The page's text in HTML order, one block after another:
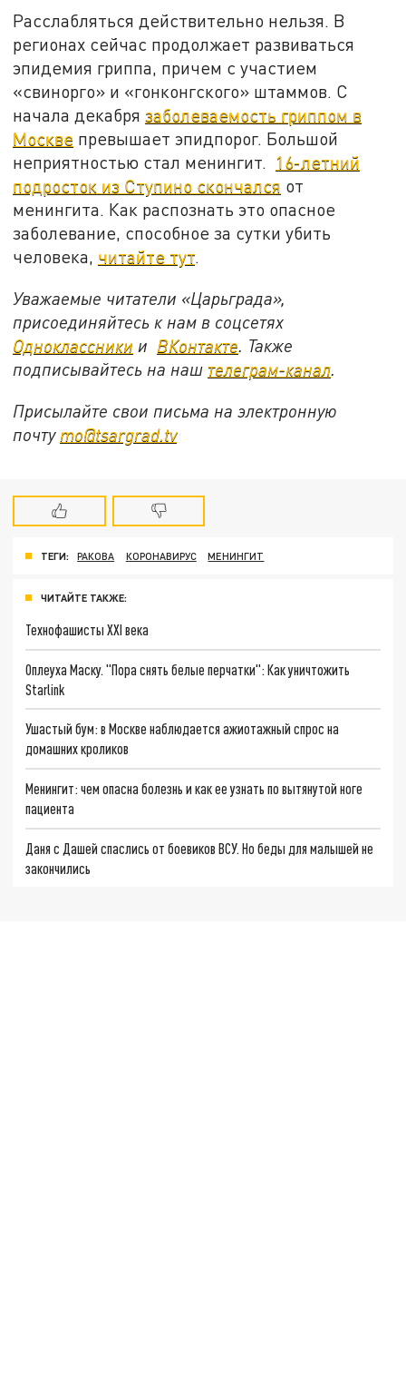
Расслабляться действительно нельзя. В
регионах сейчас продолжает развиваться
эпидемия гриппа, причем с участием
«свинорго» и «гонконгского» штаммов. С
начала декабрязаболеваемость гриппом в
Москве превышает эпидпорог. Большой
неприятностью стал менингит. 16-летний
подросток из Ступино скончался от
менингита. Как распознать это опасное
заболевание, способное за сутки убить
человека, читайте тут.
Уважаемые читатели «Царьграда»,
присоединяйтесь к нам в соцсетях
Одноклассники и ВКонтакте. Также
подписывайтесь на наш телеграм-канал.
Присылайте свои письма на электронную
почту mo@tsargrad.tv
ТЕГИ: РАКОВА КОРОНАВИРУС МЕНИНГИТ
ЧИТАЙТЕ ТАКЖЕ:
Технофашисты XXI века
Оплеуха Маску. "Пора снять белые перчатки": Как уничтожить
Starlink
Ушастый бум: в Москве наблюдается ажиотажный спрос на
домашних кроликов
Менингит: чем опасна болезнь и как ее узнать по вытянутой ноге
пациента
Даня с Дашей спаслись от боевиков ВСУ. Но беды для малышей не
закончились